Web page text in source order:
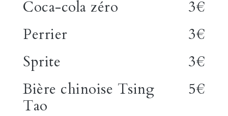
Coca-cola zéro
3€
Perrier
3€
Sprite
3€
Bière chinoise Tsing
Tao
5€